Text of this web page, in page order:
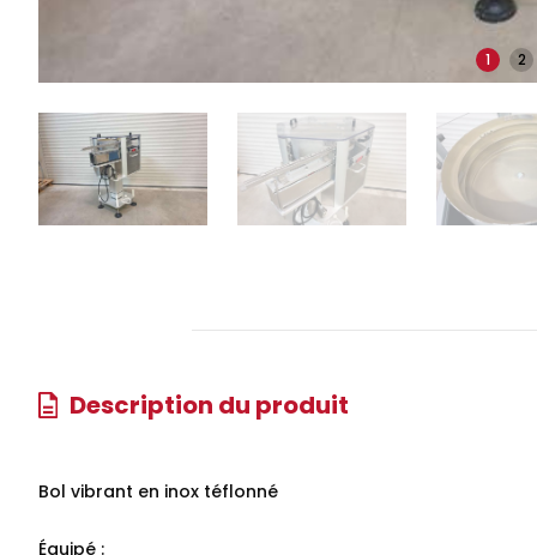
1 2
Description du produit
Bol vibrant en inox téflonné
Équipé :